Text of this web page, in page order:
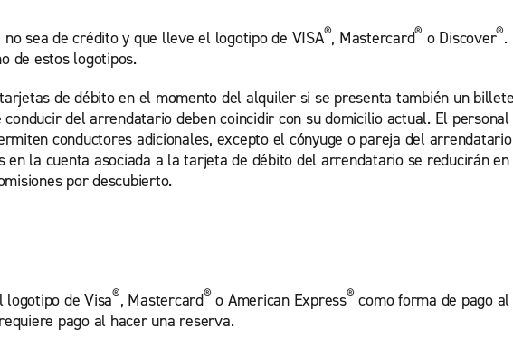
sea de crédito y que lleve el logotipo de VISA®, Mastercard® o Discover®.
de estos logotipos.
de débito en el momento del alquiler si se presenta también un
del arrendatario deben coincidir con su domicilio actual. El
conductores adicionales, excepto el cónyuge o pareja del
en la cuenta asociada a la tarjeta de débito del arrendatario se reducirán
por descubierto.
de Visa®, Mastercard® o American Express® como forma de pago
pago al hacer una reserva.